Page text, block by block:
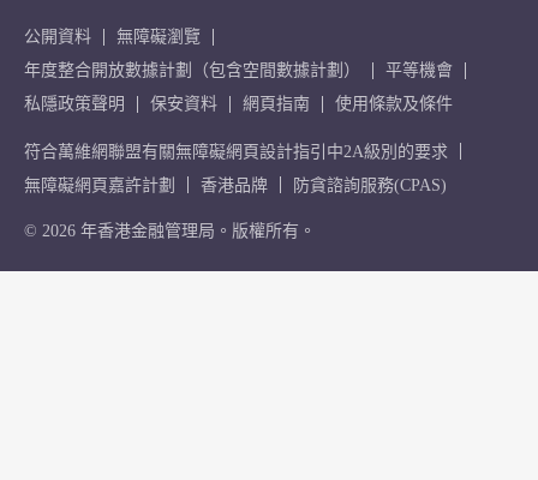
公開資料
無障礙瀏覽
年度整合開放數據計劃（包含空間數據計劃）
平等機會
私隱政策聲明
保安資料 網頁指南 使用條款及條件
符合萬維網聯盟有關無障礙網頁設計指引中2A級別的要求
無障礙網頁嘉許計劃
香港品牌 防貪諮詢服務(CPAS)
© 2026 年香港金融管理局。版權所有。